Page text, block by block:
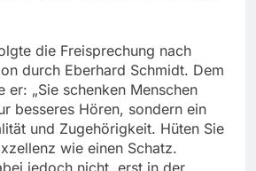
die Freisprechung nach
durch Eberhard Schmidt. Dem
er: „Sie schenken Menschen
besseres Hören, sondern ein
und Zugehörigkeit. Hüten Sie
wie einen Schatz.
jedoch nicht, erst in der